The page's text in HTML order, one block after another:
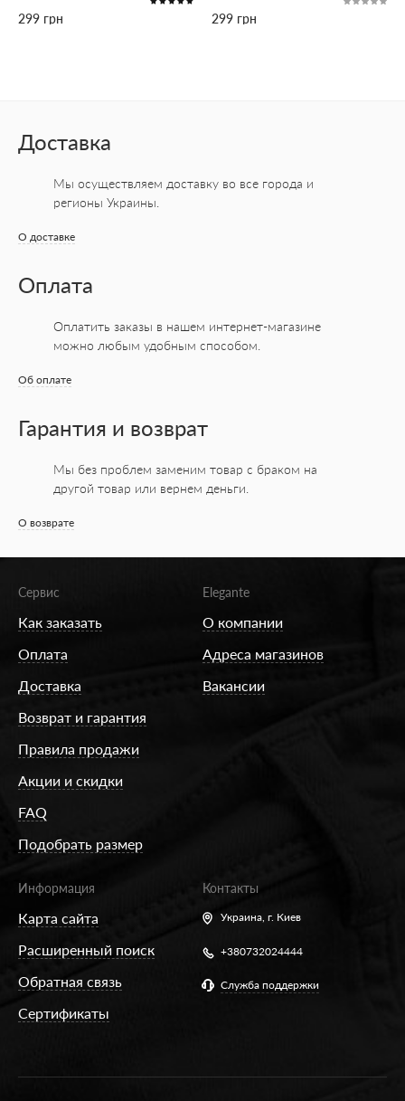
299 грн 299 грн
Доставка
Мы осуществляем доставку во все города и
регионы Украины.
О доставке
Оплата
Оплатить заказы в нашем интернет-магазине
можно любым удобным способом.
Об оплате
Гарантия и возврат
Мы без проблем заменим товар с браком на
другой товар или вернем деньги.
О возврате
Сервис
Как заказать
Оплата
Доставка
Возврат и гарантия
Правила продажи
Акции и скидки
FAQ
Подобрать размер
Elegante
О компании
Адреса магазинов
Вакансии
Информация
Карта сайта
Расширенный поиск
Обратная связь
Сертификаты
Контакты
Украина, г. Киев
+380732024444
Служба поддержки